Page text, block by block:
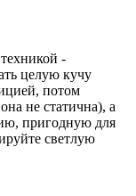
-
целую кучу
потом
не статична), а
пригодную для
светлую